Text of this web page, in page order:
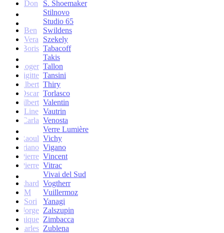
Don
S. Shoemaker
Stilnovo
Studio 65
Ben
Swildens
Vera
Szekely
Boris Tabacoff
Takis
Roger Tallon
Brigitte Tansini
Albert Thiry
Oscar Torlasco
Gilbert Valentin
Line Vautrin
Carla Venosta
Verre Lumière
Raoul Vichy
Vittoriano Vigano
Jean-Pierre Vincent
Jean-Pierre Vitrac
Vivai del Sud
Burkhard Vogtherr
M
Vuillermoz
Sori
Yanagi
Jorge Zalszupin
Dominique Zimbacca
Charles Zublena